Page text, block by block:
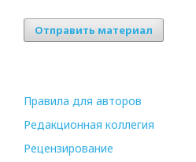
Отправить материал
Правила для авторов
Редакционная коллегия
Рецензирование